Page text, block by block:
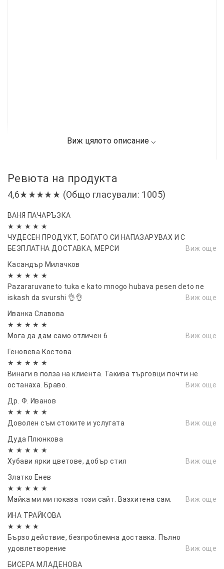
Ревюта на продукта
4,6★★★★★ (Общо гласували: 1005)
ВАНЯ ПАЧАРЪЗКА
★ ★ ★ ★ ★
ЧУДЕСЕН ПРОДУКТ, БОГАТО СИ НАПАЗАРУВАХ И С
БЕЗПЛАТНА ДОСТАВКА, МЕРСИ
Виж още
Касандър Милачков
★ ★ ★ ★ ★
Pazararuvaneto tuka e kato mnogo hubava pesen deto ne
iskash da svurshi 👌👌
Виж още
Иванка Славова
★ ★ ★ ★ ★
Мога да дам само отличен 6
Виж още
Геновева Костова
★ ★ ★ ★ ★
Винаги в полза на клиента. Такива търговци почти не
останаха. Браво.
Виж още
Др. Ф. Иванов
★ ★ ★ ★ ★
Доволен съм стоките и услугата
Виж още
Дуда Плюнкова
★ ★ ★ ★ ★
Хубави ярки цветове, добър стил
Виж още
Златко Енев
★ ★ ★ ★ ★
Майка ми ми показа този сайт. Вазхитена сам.
Виж още
ИНА ТРАЙКОВА
★ ★ ★ ★
Бързо действие, безпроблемна доставка. Пълно
удовлетворение
Виж още
БИСЕРА МЛАДЕНОВА